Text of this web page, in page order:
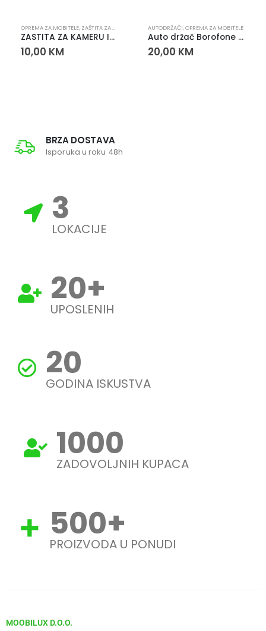
OPREMA ZA MOBITELE, ZAŠTITA ZA KAMERU
ZASTITA ZA KAMERU IPHONE 12 PRO MAX
10,00 KM
AUTODRŽAČI,OPREMA ZA MOBITELE
Auto držač Borofone BH67
20,00 KM
BRZA DOSTAVA
Isporuka u roku 48h
3
LOKACIJE
20+
UPOSLENIH
20
GODINA ISKUSTVA
1000
ZADOVOLJNIH KUPACA
500+
PROIZVODA U PONUDI
MOOBILUX D.O.O.